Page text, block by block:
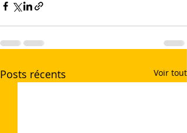
Posts récents Voir tout